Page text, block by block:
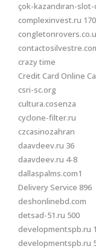
çok-kazandıran-
complexinvest.ru 170
crazy time
Credit Card Online
csri-sc.org
cultura.cosenza
cyclone-filter.ru
czcasinozahran
daavdeev.ru 36
daavdeev.ru 4-8
dallaspalms.com1
Delivery Service 896
deshonlinebd.com
detsad-51.ru 500
developmentspb.ru
developmentspb.ru